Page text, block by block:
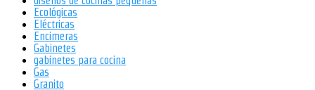
Ecológicas
Eléctricas
Encimeras
Gabinetes
gabinetes para cocina
Gas
Granito